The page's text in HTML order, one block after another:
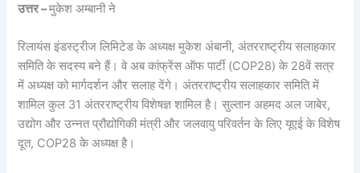
उत्तर –मुकेश अम्बानी ने
रिलायंस इंडस्ट्रीज लिमिटेड के अध्यक्ष मुकेश अंबानी, अंतरराष्ट्रीय सलाहकार
समिति के सदस्य बने हैं। वे अब कांफ्रेंस ऑफ पार्टी (COP28) के 28वें सत्र
में अध्यक्ष को मार्गदर्शन और सलाह देंगे। अंतरराष्ट्रीय सलाहकार समिति में
शामिल कुल 31 अंतरराष्ट्रीय विशेषज्ञ शामिल है। सुल्तान अहमद अल जाबेर,
उद्योग और उन्नत प्रौद्योगिकी मंत्री और जलवायु परिवर्तन के लिए यूएई के विशेष
दूत, COP28 के अध्यक्ष है।